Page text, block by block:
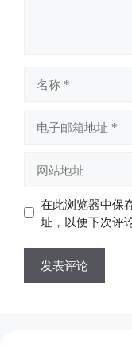
址
址
在此浏览器中保
址，以便下次评